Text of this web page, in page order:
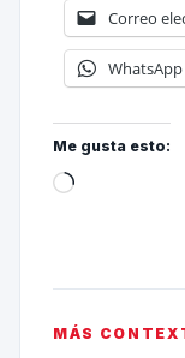
Correo
WhatsApp
Me gusta esto:
MÁS